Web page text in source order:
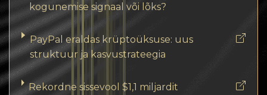
kogunemise signaal või lõks?
PayPal eraldas krüptoüksuse: uus
struktuur ja kasvustrateegia
Rekordne sissevool $1,1 miljardit